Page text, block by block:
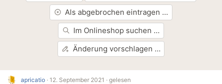
Als abgebrochen eintragen …
Im Onlineshop suchen …
Änderung vorschlagen …
apricatio · 12. September 2021 · gelesen